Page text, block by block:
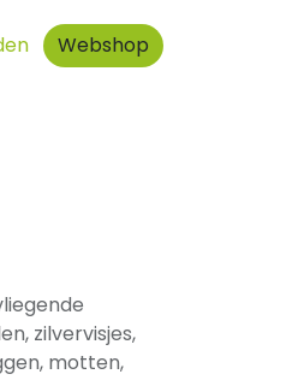
Webshop
zilvervisjes,
motten,